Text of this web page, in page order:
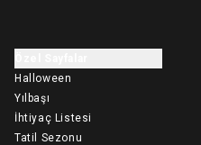
Halloween
Yılbaşı
İhtiyaç Listesi
Tatil Sezonu